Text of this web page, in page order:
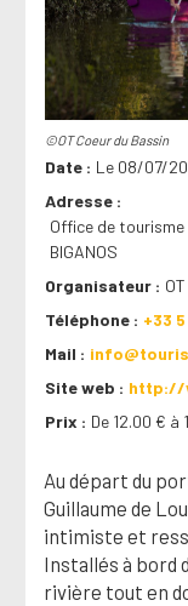
©OT Coeur du Bassin
Date
Le 08/07/
Adresse
Office de tourisme
BIGANOS
Organisateur
Téléphone
+33
Mail
Site web
http://
Prix
De 12.00 € à
Au départ du
Guillaume de
intimiste et
Installés à bord
rivière tout en